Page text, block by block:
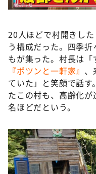
20人ほどで村開きし
う構成だった。四季
もが集った。村長は「
『ポツンと一軒家』 、
ていた」と笑顔で話
たこの村も、高齢化
名ほどだという。